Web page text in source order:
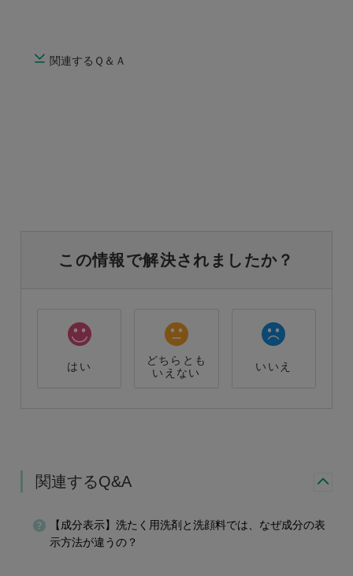
関連するＱ＆Ａ
この情報で解決されましたか？
はい
どちらとも
いえない
いいえ
関連するQ&A
【成分表示】洗たく用洗剤と洗顔料では、なぜ成分の表
示方法が違うの？